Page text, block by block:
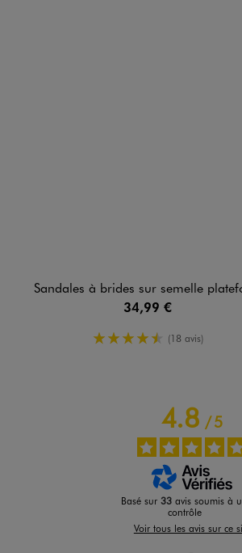
Sandales à brides sur semelle plateforme femme - 5
34,99 €
4.5/5 de moyenne
(18 avis)
4.8/5
Basé sur33 avis soumis à
contrôle
Voir tous les avis sur ce